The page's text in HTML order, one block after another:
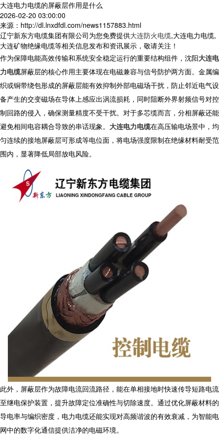
大连电力电缆的屏蔽层作用是什么
2026-02-20 03:00:00
来源：http://dl.lnxdfdl.com/news1157883.html
辽宁新东方电缆集团有限公司为您免费提供大连防火电缆,大连电力电缆,
大连矿物绝缘电缆等相关信息发布和资讯展示，敬请关注！
作为保障电能高效传输和系统安全稳定运行的重要结构组件，沈阳大连电
力电缆屏蔽层的核心作用主要体现在电磁兼容与信号防护两方面。金属编
织或铜带绕包形成的屏蔽层能有效抑制外部电磁场干扰，防止邻近电气设
备产生的交变磁场在导体上感应出涡流损耗，同时阻断外界射频信号对控
制回路的侵入，确保测量精度不受干扰。对于多芯缆而言，分相屏蔽还能
避免相间电容耦合导致的串话现象。 大连电力电缆在高压输电场景中，均
匀连续的接地屏蔽层可形成等电位面，将电场强度限制在绝缘材料耐受范
围内，显著降低局部放电风险。
此外，屏蔽层作为故障电流回流路径，能在单相接地时快速传导短路电流
至继电保护装置，提升故障定位准确性与切除速度。通过优化屏蔽材料的
导电率与编织密度，电力电缆还能实现对高频谐波的有效衰减，为智能电
网中的数字化通信提供洁净的电磁环境。